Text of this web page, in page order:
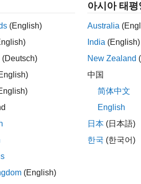
631
0.00%
(English)
(Deutsch)
(English)
아시아 태평
Australia
India (English)
New Zealand
中国
简体中文
English
日本 (日本語)
한국 (한국어)